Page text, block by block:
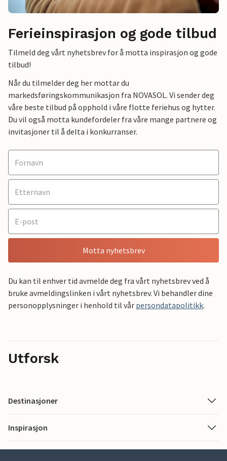
Ferieinspirasjon og gode tilbud
Tilmeld deg vårt nyhetsbrev for å motta inspirasjon og gode
tilbud!
Når du tilmelder deg her mottar du
markedsføringskommunikasjon fra NOVASOL. Vi sender deg
våre beste tilbud på opphold i våre flotte feriehus og hytter.
Du vil også motta kundefordeler fra våre mange partnere og
invitasjoner til å delta i konkurranser.
Motta nyhetsbrev
Du kan til enhver tid avmelde deg fra vårt nyhetsbrev ved å
bruke avmeldingslinken i vårt nyhetsbrev. Vi behandler dine
personopplysninger i henhold til vår persondatapolitikk.
Utforsk
Destinasjoner
Inspirasjon